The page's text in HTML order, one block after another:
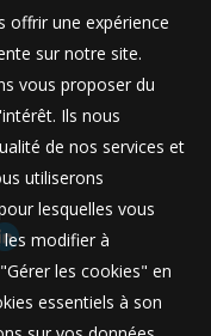
offrir une expérience
sur notre site.
vous proposer du
Ils nous
de nos services et
utiliserons
lesquelles vous
modifier à
les cookies" en
essentiels à son